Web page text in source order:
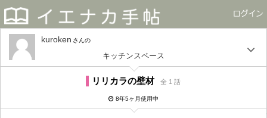
kuroken さん
キッチンスペース
リリカラの壁材 全 1 話
8年5ヶ月使用中